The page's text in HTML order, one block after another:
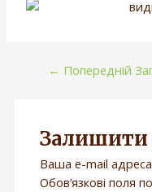
← Попередній
Залишити
Ваша e-mail
Обов’язкові поля